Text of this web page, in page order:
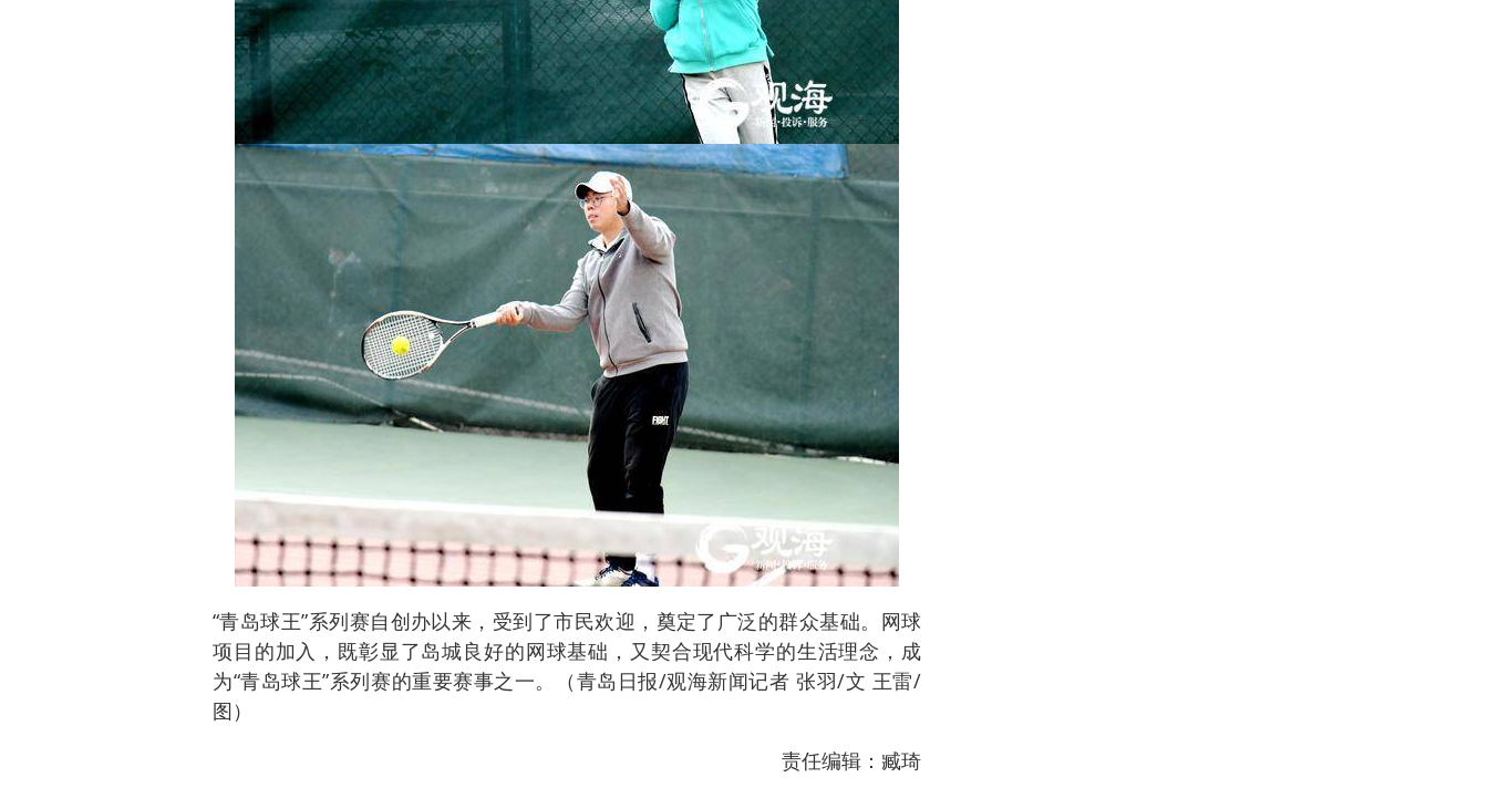
“青岛球王”系列赛自创办以来，受到了市民欢迎，奠定了广泛的群众基础。网球
项目的加入，既彰显了岛城良好的网球基础，又契合现代科学的生活理念，成
为“青岛球王”系列赛的重要赛事之一。（青岛日报/观海新闻记者 张羽/文 王雷/
图）
责任编辑：臧琦